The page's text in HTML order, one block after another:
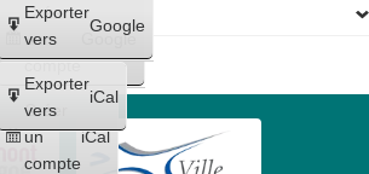
Créer
un
compte
Google
Créer
un
compte
iCal
Exporter
vers
Google
Exporter
vers
iCal